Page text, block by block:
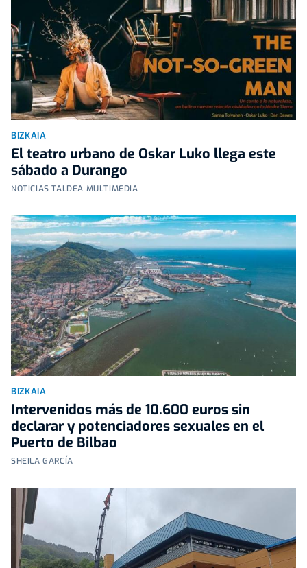
BIZKAIA
El teatro urbano de Oskar Luko llega este
sábado a Durango
NOTICIAS TALDEA MULTIMEDIA
BIZKAIA
Intervenidos más de 10.600 euros sin
declarar y potenciadores sexuales en el
Puerto de Bilbao
SHEILA GARCÍA